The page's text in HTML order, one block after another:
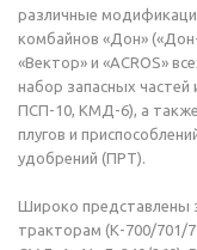
различные
комбайнов «Дон»
«Вектор» и «ACROS»
набор запасных
ПСП-10, КМД-6), а также
плугов и
удобрений (ПРТ).
Широко представлены
тракторам (К-700/701/